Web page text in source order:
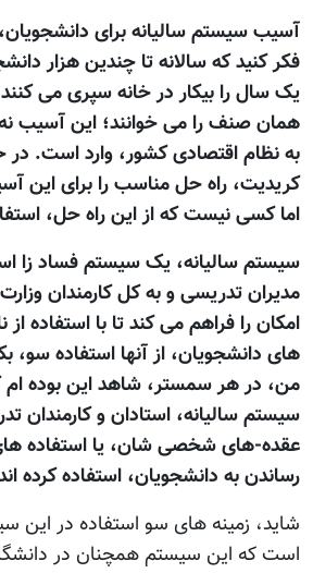
آسیب سیستم سالیانه برای
فکر کنید که سالانه تا چندین هزار
یک سال را بیکار در خانه سپری می
همان صنف را می خوانند؛ این آسیب نه
به نظام اقتصادی کشور، وارد است.
کریدیت، راه حل مناسب را برای این
اما کسی نیست که از این راه حل،
سیستم سالیانه، یک سیستم فساد زا
مدیران تدریسی و به کل کارمندان
امکان را فراهم می کند تا با استفاده
های دانشجویان، از آنها استفاده سو،
من، در هر سمستر، شاهد این بوده ام
سیستم سالیانه، استادان و کارمندان
عقده-های شخصی شان، یا استفاده
رساندن به دانشجویان، استفاده کرده
شاید، زمینه های سو استفاده در این
است که این سیستم همچنان در